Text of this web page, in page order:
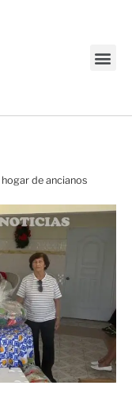
de ancianos